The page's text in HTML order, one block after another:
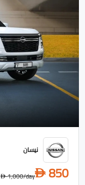
نيسان
D 850
D1,000/day